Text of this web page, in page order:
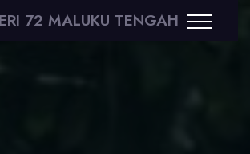
72 MALUKU TENGAH